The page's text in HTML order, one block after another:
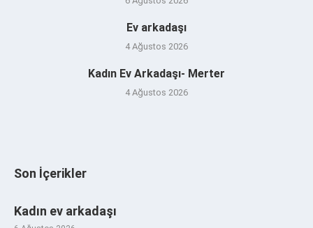
Ev arkadaşı
4 Ağustos 2026
Kadın Ev Arkadaşı- Merter
4 Ağustos 2026
Son İçerikler
Kadın ev arkadaşı